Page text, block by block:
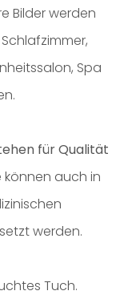
Bilder werden
Spa
für Qualität
können auch in
werden.
Tuch.